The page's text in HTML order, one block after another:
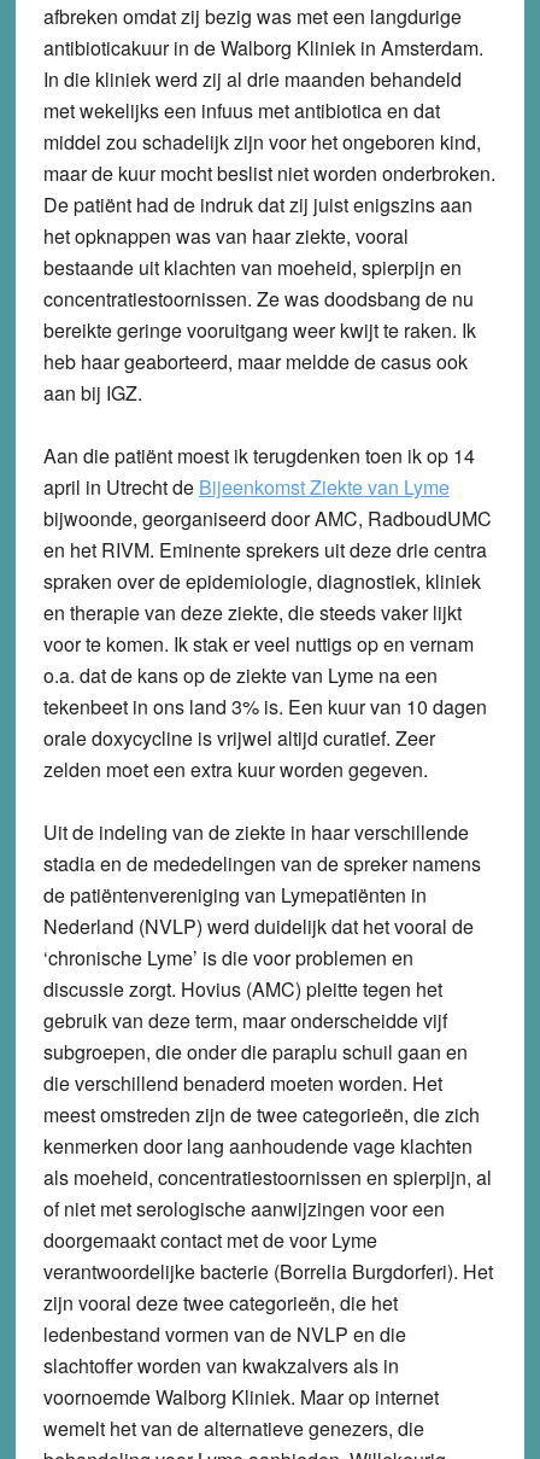
afbreken omdat zij bezig was met een langdurige
antibioticakuur in de Walborg Kliniek in Amsterdam.
In die kliniek werd zij al drie maanden behandeld
met wekelijks een infuus met antibiotica en dat
middel zou schadelijk zijn voor het ongeboren kind,
maar de kuur mocht beslist niet worden onderbroken.
De patiënt had de indruk dat zij juist enigszins aan
het opknappen was van haar ziekte, vooral
bestaande uit klachten van moeheid, spierpijn en
concentratiestoornissen. Ze was doodsbang de nu
bereikte geringe vooruitgang weer kwijt te raken. Ik
heb haar geaborteerd, maar meldde de casus ook
aan bij IGZ.
Aan die patiënt moest ik terugdenken toen ik op 14
april in Utrecht de Bijeenkomst Ziekte van Lyme
bijwoonde, georganiseerd door AMC, RadboudUMC
en het RIVM. Eminente sprekers uit deze drie centra
spraken over de epidemiologie, diagnostiek, kliniek
en therapie van deze ziekte, die steeds vaker lijkt
voor te komen. Ik stak er veel nuttigs op en vernam
o.a. dat de kans op de ziekte van Lyme na een
tekenbeet in ons land 3% is. Een kuur van 10 dagen
orale doxycycline is vrijwel altijd curatief. Zeer
zelden moet een extra kuur worden gegeven.
Uit de indeling van de ziekte in haar verschillende
stadia en de mededelingen van de spreker namens
de patiëntenvereniging van Lymepatiënten in
Nederland (NVLP) werd duidelijk dat het vooral de
‘chronische Lyme’ is die voor problemen en
discussie zorgt. Hovius (AMC) pleitte tegen het
gebruik van deze term, maar onderscheidde vijf
subgroepen, die onder die paraplu schuil gaan en
die verschillend benaderd moeten worden. Het
meest omstreden zijn de twee categorieën, die zich
kenmerken door lang aanhoudende vage klachten
als moeheid, concentratiestoornissen en spierpijn, al
of niet met serologische aanwijzingen voor een
doorgemaakt contact met de voor Lyme
verantwoordelijke bacterie (Borrelia Burgdorferi). Het
zijn vooral deze twee categorieën, die het
ledenbestand vormen van de NVLP en die
slachtoffer worden van kwakzalvers als in
voornoemde Walborg Kliniek. Maar op internet
wemelt het van de alternatieve genezers, die